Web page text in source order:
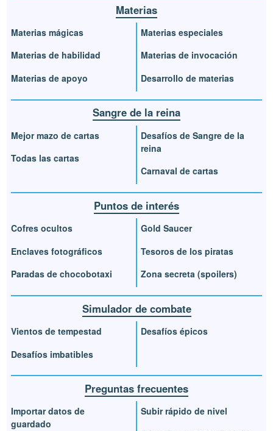
Materias
Materias mágicas
Materias de habilidad
Materias de apoyo
Materias especiales
Materias de invocación
Desarrollo de materias
Sangre de la reina
Mejor mazo de cartas
Todas las cartas
Desafíos de Sangre de la
reina
Carnaval de cartas
Puntos de interés
Cofres ocultos
Enclaves fotográficos
Paradas de chocobotaxi
Gold Saucer
Tesoros de los piratas
Zona secreta (spoilers)
Simulador de combate
Vientos de tempestad
Desafíos imbatibles
Desafíos épicos
Preguntas frecuentes
Importar datos de
guardado
Subir rápido de nivel